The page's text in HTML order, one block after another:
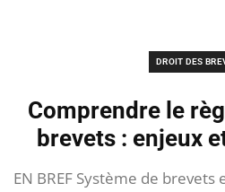
DROIT DES
Comprendre le
brevets : enjeux
EN BREF Système de